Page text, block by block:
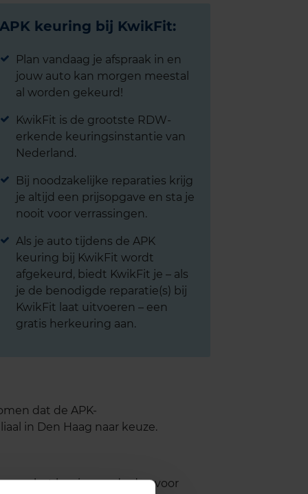
APK keuring bij KwikFit:
Plan vandaag je afspraak in en
jouw auto kan morgen meestal
al worden gekeurd!
KwikFit is de grootste RDW-
erkende keuringsinstantie van
Nederland.
Bij noodzakelijke reparaties krijg
je altijd een prijsopgave en sta je
nooit voor verrassingen.
Als je auto tijdens de APK
keuring bij KwikFit wordt
afgekeurd, biedt KwikFit je – als
je de benodigde reparatie(s) bij
KwikFit laat uitvoeren – een
gratis herkeuring aan.
dat de APK-
in Den Haag naar keuze.
aan het begin van de dag voor